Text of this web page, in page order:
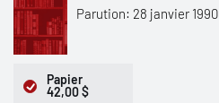
Parution: 28 janvier 1990
Papier
42,00 $